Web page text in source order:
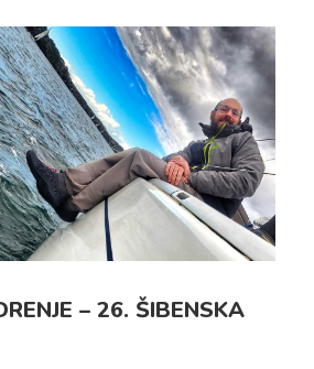
– 26. ŠIBENSKA